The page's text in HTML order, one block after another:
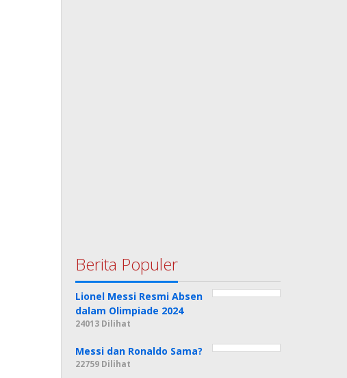
Berita Populer
Lionel Messi Resmi Absen
dalam Olimpiade 2024
24013 Dilihat
Messi dan Ronaldo Sama?
22759 Dilihat